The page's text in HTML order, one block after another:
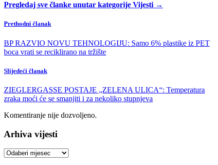
Pregledaj sve članke unutar kategorije Vijesti →
Prethodni članak
BP RAZVIO NOVU TEHNOLOGIJU: Samo 6% plastike iz PET
boca vrati se reciklirano na tržište
Slijedeći članak
ZIEGLERGASSE POSTAJE „ZELENA ULICA“: Temperatura
zraka moći će se smanjiti i za nekoliko stupnjeva
Komentiranje nije dozvoljeno.
Arhiva vijesti
Arhiva